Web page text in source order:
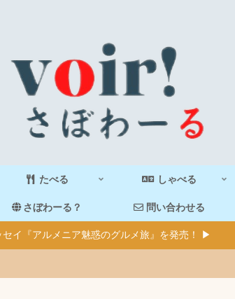
たべる しゃべる
さぼわーる？ 問い合わせる
イ『アルメニア魅惑のグルメ旅』を発売！ ▶